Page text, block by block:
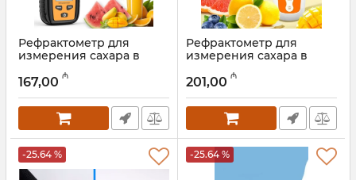
Рефрактометр для
измерения сахара в
335 A, BT
Артикул: 051001018
167,00 ₼
Рефрактометр для
измерения сахара в
BT
Артикул: 051001017
201,00 ₼
-25.64 % -25.64 %